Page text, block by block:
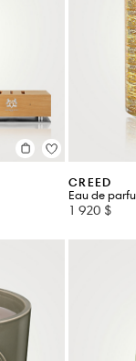
CREED
Eau de
1 920 $